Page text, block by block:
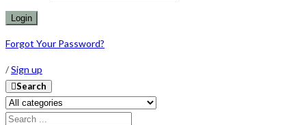
Forgot Your Password?
/Sign up
Search